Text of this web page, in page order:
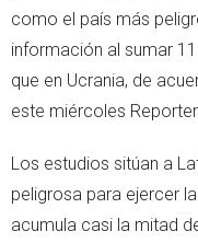
como el país más
información al sumar
que en Ucrania, de
este miércoles
Los estudios sitúan a
peligrosa para ejercer
acumula casi la mitad